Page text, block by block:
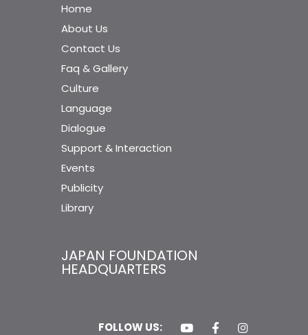
Home
About Us
Contact Us
Faq & Gallery
Culture
Language
Dialogue
Support & Interaction
Events
Publicity
Library
JAPAN FOUNDATION
HEADQUARTERS
FOLLOW US: